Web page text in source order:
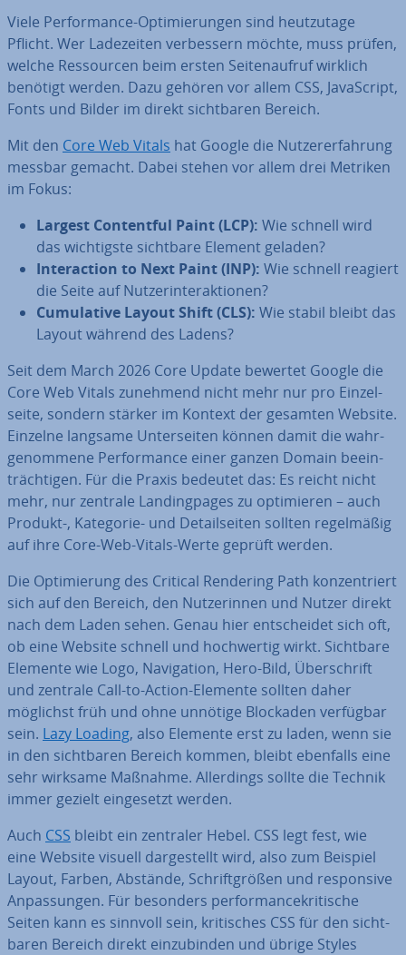
Viele Per­for­mance-Op­ti­mie­run­gen sind heut­zu­ta­ge
Pflicht. Wer La­de­zei­ten ver­bes­sern möchte, muss prüfen,
welche Res­sour­cen beim ersten Sei­ten­auf­ruf wirklich
benötigt werden. Dazu gehören vor allem CSS, Ja­va­Script,
Fonts und Bilder im direkt sicht­ba­ren Bereich.
Mit den Core Web Vitals hat Google die Nut­zer­er­fah­rung
messbar gemacht. Dabei stehen vor allem drei Metriken
im Fokus:
Largest Con­tentful Paint (LCP): Wie schnell wird
das wich­tigs­te sichtbare Element geladen?
In­ter­ac­tion to Next Paint (INP): Wie schnell reagiert
die Seite auf Nut­zer­inter­ak­tio­nen?
Cu­mu­la­ti­ve Layout Shift (CLS): Wie stabil bleibt das
Layout während des Ladens?
Seit dem March 2026 Core Update bewertet Google die
Core Web Vitals zunehmend nicht mehr nur pro Ein­zel­
sei­te, sondern stärker im Kontext der gesamten Website.
Einzelne langsame Un­ter­sei­ten können damit die wahr­
ge­nom­me­ne Per­for­mance einer ganzen Domain be­ein­
träch­ti­gen. Für die Praxis bedeutet das: Es reicht nicht
mehr, nur zentrale Landing­pa­ges zu op­ti­mie­ren – auch
Produkt-, Kategorie- und De­tail­sei­ten sollten re­gel­mä­ßig
auf ihre Core-Web-Vitals-Werte geprüft werden.
Die Op­ti­mie­rung des Critical Rendering Path kon­zen­triert
sich auf den Bereich, den Nut­ze­rin­nen und Nutzer direkt
nach dem Laden sehen. Genau hier ent­schei­det sich oft,
ob eine Website schnell und hoch­wer­tig wirkt. Sichtbare
Elemente wie Logo, Na­vi­ga­ti­on, Hero-Bild, Über­schrift
und zentrale Call-to-Action-Elemente sollten daher
möglichst früh und ohne unnötige Blockaden verfügbar
sein. Lazy Loading, also Elemente erst zu laden, wenn sie
in den sicht­ba­ren Bereich kommen, bleibt ebenfalls eine
sehr wirksame Maßnahme. Al­ler­dings sollte die Technik
immer gezielt ein­ge­setzt werden.
Auch CSS bleibt ein zentraler Hebel. CSS legt fest, wie
eine Website visuell dar­ge­stellt wird, also zum Beispiel
Layout, Farben, Abstände, Schrift­grö­ßen und re­spon­si­ve
An­pas­sun­gen. Für besonders per­for­mance­kri­ti­sche
Seiten kann es sinnvoll sein, kri­ti­sches CSS für den sicht­
ba­ren Bereich direkt ein­zu­bin­den und übrige Styles